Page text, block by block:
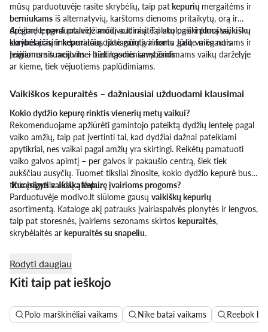
mūsų parduotuvėje rasite skrybėlių, taip patkepurių mergaitėms ir
berniukams iš alternatyvių, karštoms dienoms pritaikytų, orą ir
drėgmę lengvai praleidžiančių audinių. Tai ekologiški pluoštai,
kuriuos pasirinkdami tausojate gamtą ir kartu galite mėgautis
teigiamomis medvilnei būdingomis savybėmis.
Apsilankę parduotuvėje modivo.lt rasite platų pasirinkimąvaikiškų
skrybėlaičių ir kepuraičių, tiksiančių įvairiems Jūsų vaiko norams ir
įvairioms situacijoms – tiek kasdieniams žaidimams vaikų darželyje
ar kieme, tiek vėjuotiems paplūdimiams.
Vaikiškos kepuraitės – dažniausiai užduodami klausimai
Kokio dydžio kepurę rinktis vienerių metų vaikui?
Rekomenduojame apžiūrėti gamintojo pateiktą dydžių lentelę pagal
vaiko amžių, taip pat įvertinti tai, kad dydžiai dažnai pateikiami
apytikriai, nes vaikai pagal amžių yra skirtingi. Reikėtų pamatuoti
vaiko galvos apimtį – per galvos ir pakaušio centrą, šiek tiek
aukščiau ausyčių. Tuomet tiksliai žinosite, kokio dydžio kepurė bus
tinkamiausia Jūsų atžalai.
Kur įsigyti vaikišką kepurę įvairioms progoms?
Parduotuvėje modivo.lt siūlome gausų vaikiškų kepurių
asortimentą. Kataloge akį patrauks įvairiaspalvės plonytės ir lengvos,
taip pat storesnės, įvairiems sezonams skirtos kepuraitės,
skrybėlaitės ar kepuraitės su snapeliu.
Rodyti daugiau
Kiti taip pat ieškojo
Polo marškinėliai vaikams Nike batai vaikams Reebok